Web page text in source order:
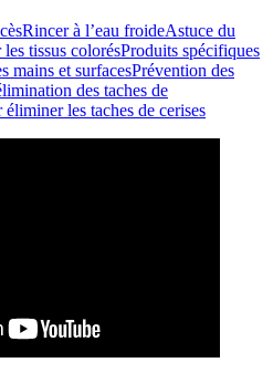
Rincer à l’eau froideAstuce du
les tissus colorésProduits spécifiques
mains et surfacesPrévention des
des taches de
les taches de cerises